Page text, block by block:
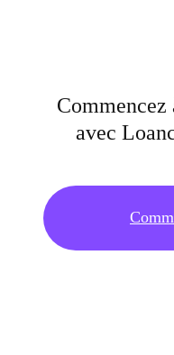
Commencez
avec